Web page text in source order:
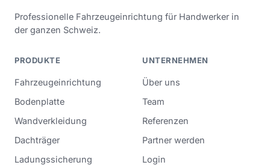
Professionelle Fahrzeugeinrichtung für Handwerker in
der ganzen Schweiz.
PRODUKTE
Fahrzeugeinrichtung
Bodenplatte
Wandverkleidung
Dachträger
Ladungssicherung
UNTERNEHMEN
Über uns
Team
Referenzen
Partner werden
Login